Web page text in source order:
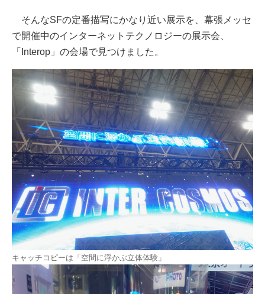
そんなSFの定番描写にかなり近い展示を、幕張メッセ
で開催中のインターネットテクノロジーの展示会、
「Interop」の会場で見つけました。
キャッチコピーは「空間に浮かぶ立体体験」